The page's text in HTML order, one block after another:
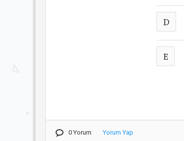
D
E
0 Yorum Yorum Yap